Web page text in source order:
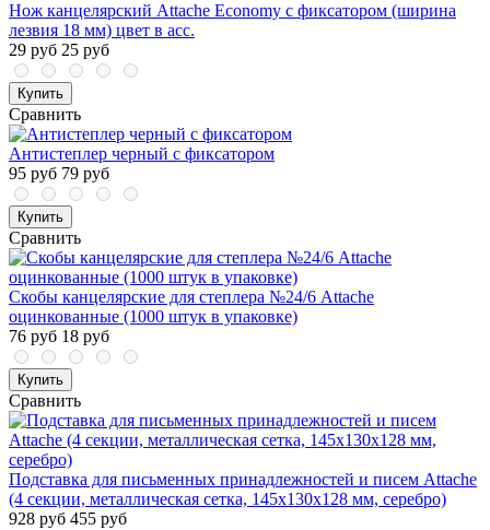
Нож канцелярский Attache Economy с фиксатором (ширина
лезвия 18 мм) цвет в асс.
29 руб 25 руб
Купить
Сравнить
Антистеплер черный с фиксатором
95 руб 79 руб
Купить
Сравнить
Скобы канцелярские для степлера №24/6 Attache
оцинкованные (1000 штук в упаковке)
76 руб 18 руб
Купить
Сравнить
Подставка для письменных принадлежностей и писем Attache
(4 секции, металлическая сетка, 145х130х128 мм, серебро)
928 руб 455 руб